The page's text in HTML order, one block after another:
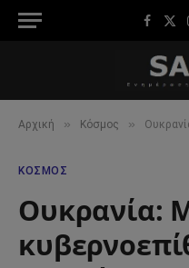
X
Αρχική » Κόσμος » Ουκρανία:
ΚΌΣΜΟΣ
Ουκρανία: